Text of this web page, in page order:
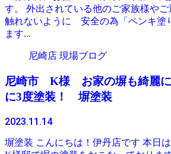
す。 外出されている他のご家族様や
触れないように 安全の為「ペンキ塗
ます...
尼崎店 現場ブログ
尼崎市 K様 お家の塀も綺麗に
に3度塗装！ 塀塗装
2023.11.14
塀塗装 こんにちは！伊丹店です 本日